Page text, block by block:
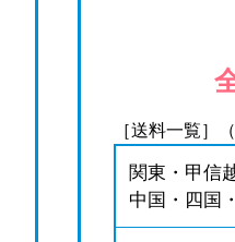
［送料一覧］
関東・甲信
中国・四国